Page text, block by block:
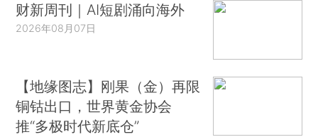
财新周刊｜AI短剧涌向海外
2026年08月07日
【地缘图志】刚果（金）再限
铜钴出口，世界黄金协会
推“多极时代新底仓”